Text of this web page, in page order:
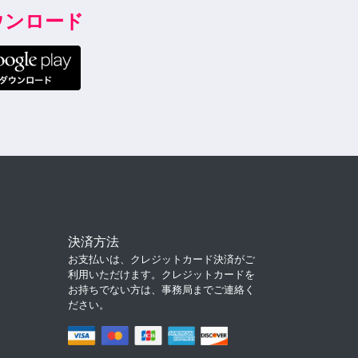
ロード
決済方法
お支払いは、クレジットカード決済がご
利用いただけます。クレジットカードを
お持ちでない方は、事務局までご連絡く
ださい。